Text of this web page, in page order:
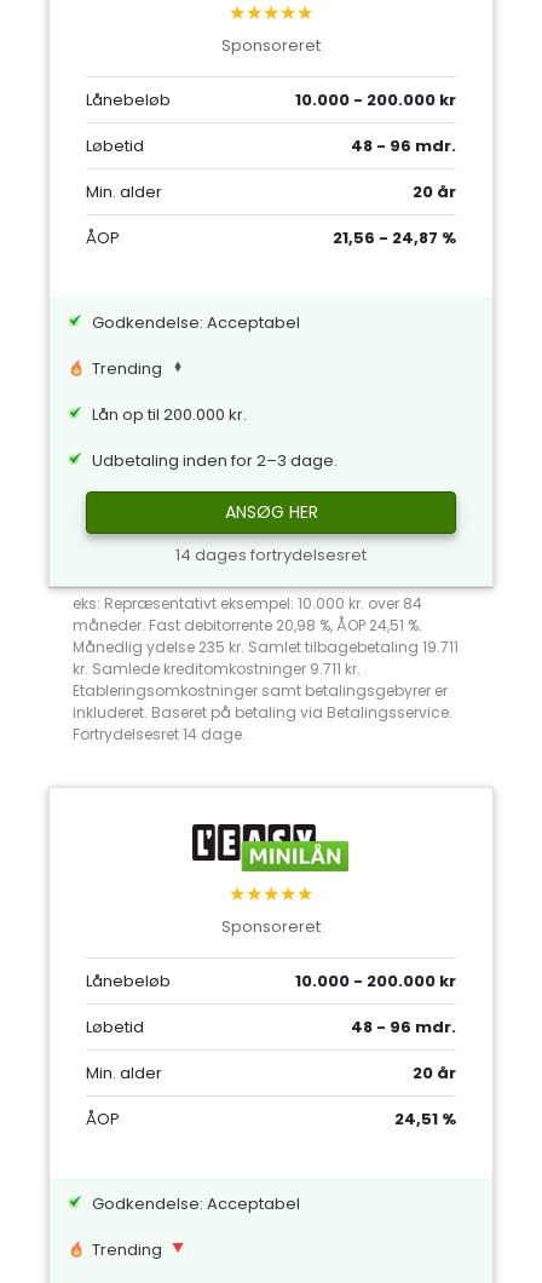
★★★★★
Sponsoreret
Lånebeløb
10.000 - 200.000 kr
Løbetid
48 - 96 mdr.
Min. alder
20 år
ÅOP
21,56 - 24,87 %
Godkendelse: Acceptabel
Trending
Lån op til 200.000 kr.
Udbetaling inden for 2–3 dage.
ANSØG HER
14 dages fortrydelsesret
eks: Repræsentativt eksempel: 10.000 kr. over 84
måneder. Fast debitorrente 20,98 %, ÅOP 24,51 %.
Månedlig ydelse 235 kr. Samlet tilbagebetaling 19.711
kr. Samlede kreditomkostninger 9.711 kr.
Etableringsomkostninger samt betalingsgebyrer er
inkluderet. Baseret på betaling via Betalingsservice.
Fortrydelsesret 14 dage.
★★★★★
Sponsoreret
Lånebeløb
10.000 - 200.000 kr
Løbetid
48 - 96 mdr.
Min. alder
20 år
ÅOP
24,51 %
Godkendelse: Acceptabel
Trending